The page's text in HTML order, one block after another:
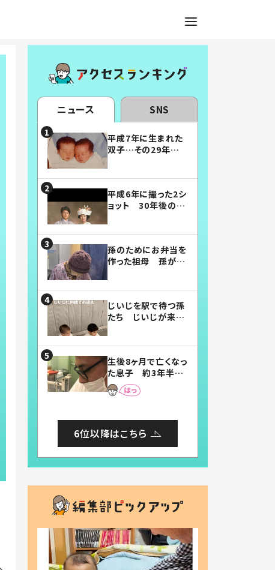
ニュース SNS
平成7年に生まれた
双子…その29年後
平成6年に撮った2シ
ョット 30年後の姿
孫のためにお弁当を
作った祖母 孫が絶
じいじを駅で待つ孫
たち じいじが来た
まらない」「幸せにな
れる」
生後8ヶ月で亡くなっ
た息子 約3年半
後、当時の妻の日記
に書いてあった本音
6位以降はこちら